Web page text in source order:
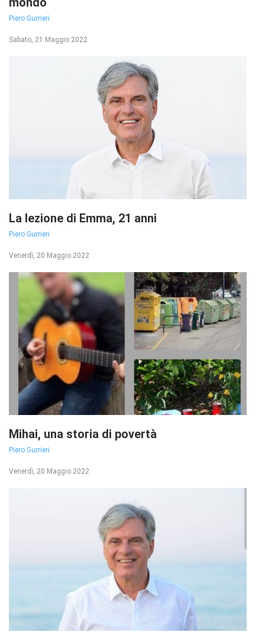
Piero Gurrieri
Sabato, 21 Maggio 2022
La lezione di Emma, 21 anni
Piero Gurrieri
Venerdì, 20 Maggio 2022
Mihai, una storia di povertà
Piero Gurrieri
Venerdì, 20 Maggio 2022